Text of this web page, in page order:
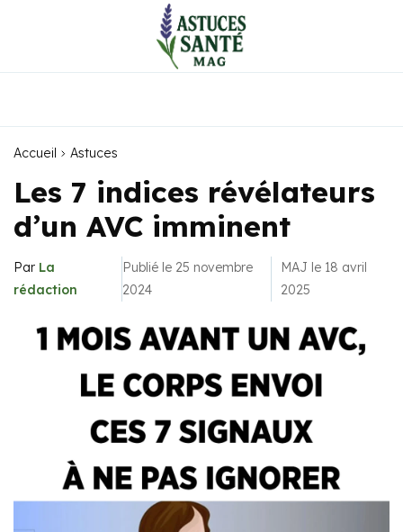
Accueil Astuces
Les 7 indices révélateurs
d’un AVC imminent
Par La
rédaction
Publié le 25 novembre
2024
MAJ le 18 avril
2025